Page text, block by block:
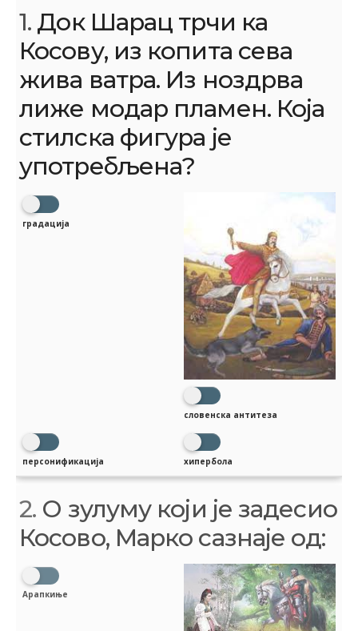
1. Док Шарац трчи ка
Косову, из копита сева
жива ватра. Из ноздрва
лиже модар пламен. Која
стилска фигура је
употребљена?
градација
словенска антитеза
персонификација хипербола
2. О зулуму који је задесио
Косово, Марко сазнаје од:
Арапкиње